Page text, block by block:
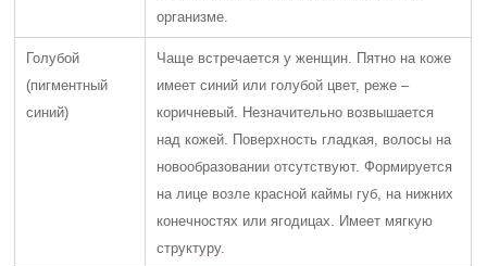
организме.
Голубой
(пигментный
синий)
Чаще встречается у женщин. Пятно на коже
имеет синий или голубой цвет, реже –
коричневый. Незначительно возвышается
над кожей. Поверхность гладкая, волосы на
новообразовании отсутствуют. Формируется
на лице возле красной каймы губ, на нижних
конечностях или ягодицах. Имеет мягкую
структуру.